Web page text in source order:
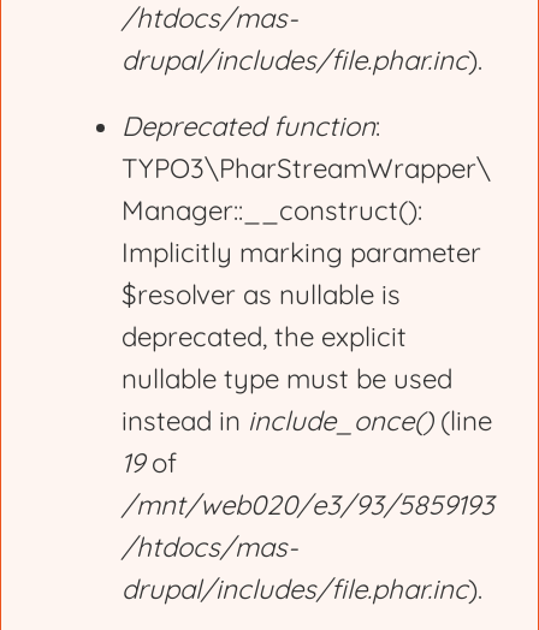
/htdocs/mas-
drupal/includes/file.phar.inc).
Deprecated function:
TYPO3\PharStreamWrapper\
Manager::__construct():
Implicitly marking parameter
$resolver as nullable is
deprecated, the explicit
nullable type must be used
instead in include_once()(line
19of
/mnt/web020/e3/93/5859193
/htdocs/mas-
drupal/includes/file.phar.inc).